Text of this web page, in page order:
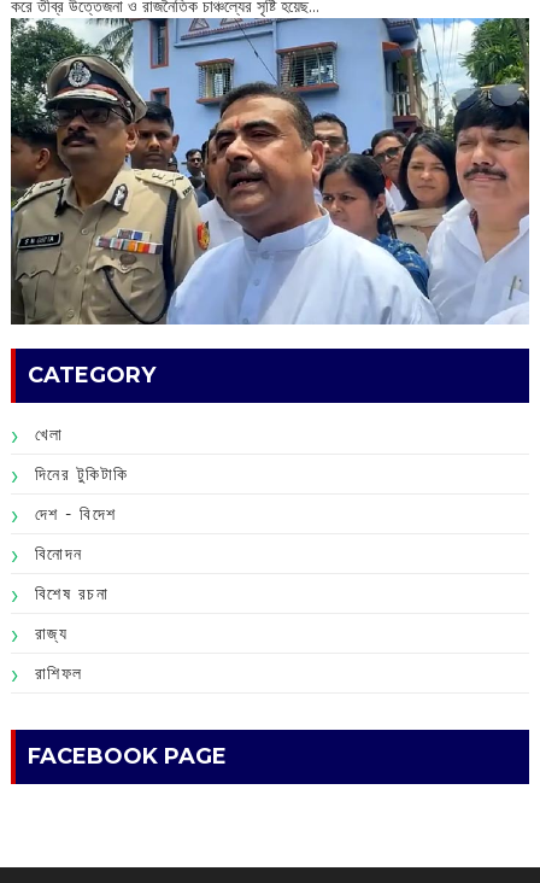
করে তীব্র উত্তেজনা ও রাজনৈতিক চাঞ্চল্যের সৃষ্টি হয়েছ...
CATEGORY
খেলা
দিনের টুকিটাকি
দেশ - বিদেশ
বিনোদন
বিশেষ রচনা
রাজ্য
রাশিফল
FACEBOOK PAGE